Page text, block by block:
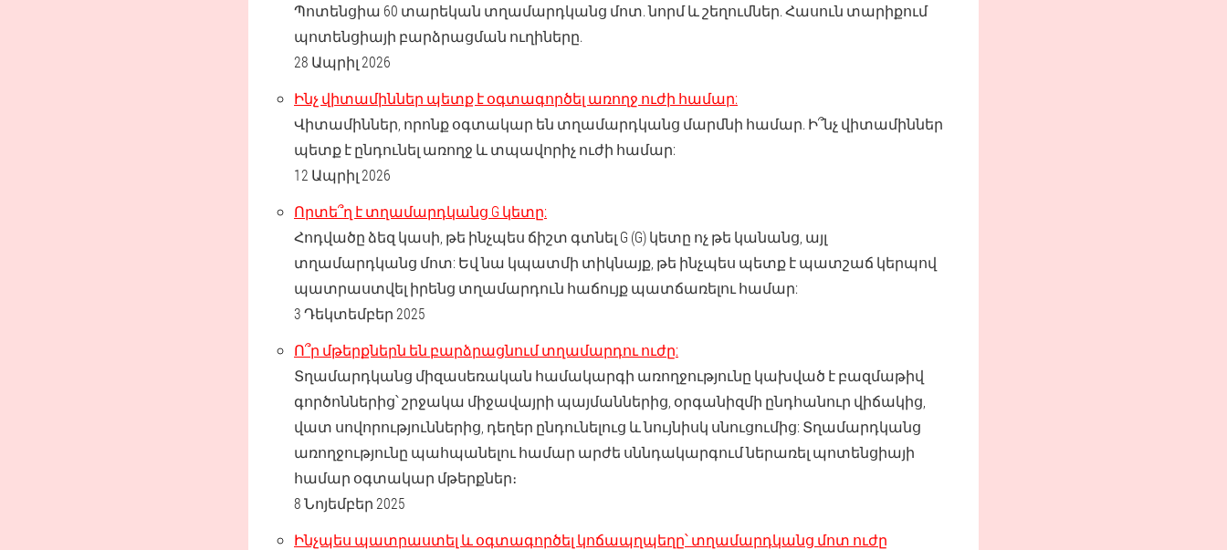
Պոտենցիա 60 տարեկան տղամարդկանց մոտ. նորմ և շեղումներ. Հասուն տարիքում
պոտենցիայի բարձրացման ուղիները.
28 Ապրիլ 2026
Ինչ վիտամիններ պետք է օգտագործել առողջ ուժի համար:
Վիտամիններ, որոնք օգտակար են տղամարդկանց մարմնի համար. Ի՞նչ վիտամիններ
պետք է ընդունել առողջ և տպավորիչ ուժի համար:
12 Ապրիլ 2026
Որտե՞ղ է տղամարդկանց G կետը:
Հոդվածը ձեզ կասի, թե ինչպես ճիշտ գտնել G (G) կետը ոչ թե կանանց, այլ
տղամարդկանց մոտ: Եվ նա կպատմի տիկնայք, թե ինչպես պետք է պատշաճ կերպով
պատրաստվել իրենց տղամարդուն հաճույք պատճառելու համար:
3 Դեկտեմբեր 2025
Ո՞ր մթերքներն են բարձրացնում տղամարդու ուժը:
Տղամարդկանց միզասեռական համակարգի առողջությունը կախված է բազմաթիվ
գործոններից՝ շրջակա միջավայրի պայմաններից, օրգանիզմի ընդհանուր վիճակից,
վատ սովորություններից, դեղեր ընդունելուց և նույնիսկ սնուցումից: Տղամարդկանց
առողջությունը պահպանելու համար արժե սննդակարգում ներառել պոտենցիայի
համար օգտակար մթերքներ։
8 Նոյեմբեր 2025
Ինչպես պատրաստել և օգտագործել կոճապղպեղը՝ տղամարդկանց մոտ ուժը